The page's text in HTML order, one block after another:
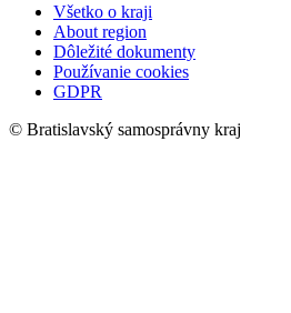
Všetko o kraji
About region
Dôležité dokumenty
Používanie cookies
GDPR
© Bratislavský samosprávny kraj